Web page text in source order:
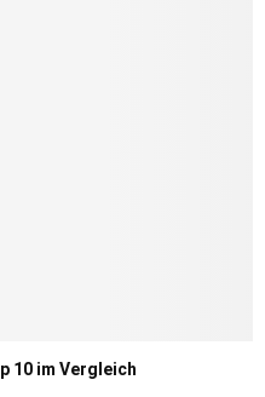
10 im Vergleich